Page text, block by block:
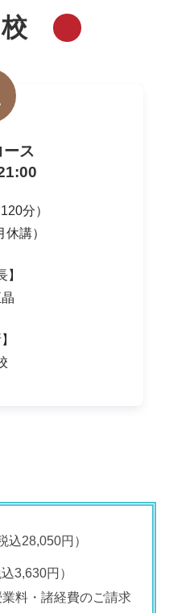
ス
分）
講）
】
28,050円）
3,630円）
料・諸経費のご請求